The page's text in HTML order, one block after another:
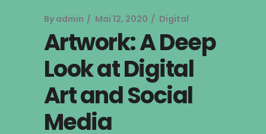
By admin Mai 12, 2020 Digital
Artwork: A Deep
Look at Digital
Art and Social
Media